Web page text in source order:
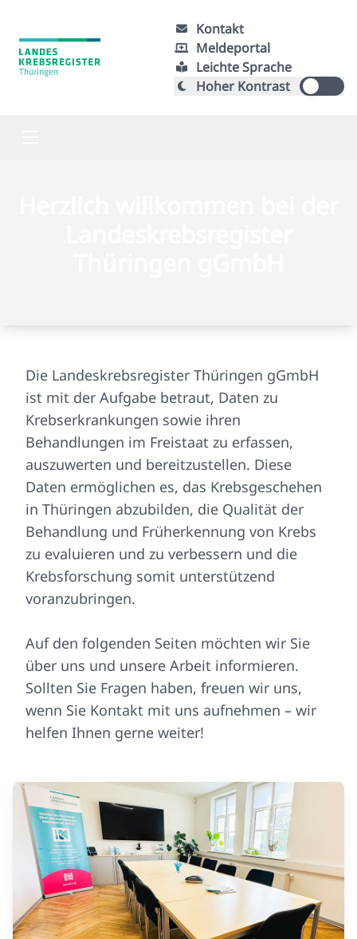
Kontakt
Meldeportal
Leichte Sprache
Hoher Kontrast
Die Landeskrebsregister Thüringen gGmbH
ist mit der Aufgabe betraut, Daten zu
Krebserkrankungen sowie ihren
Behandlungen im Freistaat zu erfassen,
auszuwerten und bereitzustellen. Diese
Daten ermöglichen es, das Krebsgeschehen
in Thüringen abzubilden, die Qualität der
Behandlung und Früherkennung von Krebs
zu evaluieren und zu verbessern und die
Krebsforschung somit unterstützend
voranzubringen.
Auf den folgenden Seiten möchten wir Sie
über uns und unsere Arbeit informieren.
Sollten Sie Fragen haben, freuen wir uns,
wenn Sie Kontakt mit uns aufnehmen – wir
helfen Ihnen gerne weiter!